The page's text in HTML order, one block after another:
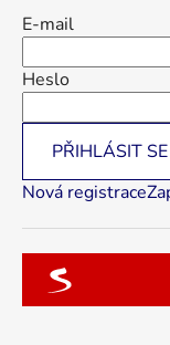
E-mail
Heslo
PŘIHLÁSIT SE
Nová registrace